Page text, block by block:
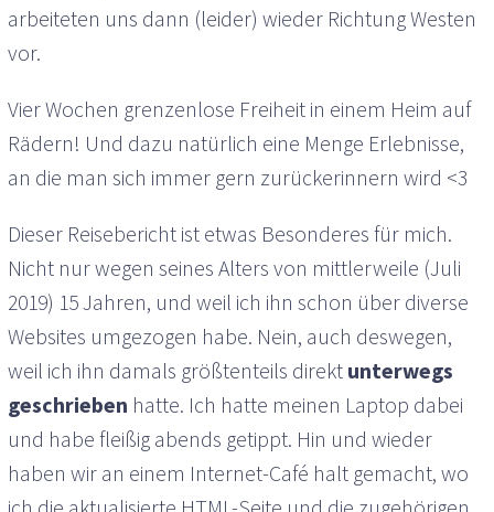
arbeiteten uns dann (leider) wieder Richtung Westen
vor.
Vier Wochen grenzenlose Freiheit in einem Heim auf
Rädern! Und dazu natürlich eine Menge Erlebnisse,
an die man sich immer gern zurückerinnern wird <3
Dieser Reisebericht ist etwas Besonderes für mich.
Nicht nur wegen seines Alters von mittlerweile (Juli
2019) 15 Jahren, und weil ich ihn schon über diverse
Websites umgezogen habe. Nein, auch deswegen,
weil ich ihn damals größtenteils direkt unterwegs
geschrieben hatte. Ich hatte meinen Laptop dabei
und habe fleißig abends getippt. Hin und wieder
haben wir an einem Internet-Café halt gemacht, wo